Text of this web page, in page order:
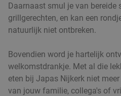
Culinair 4- of 6-
Merlot
Restaurant & Wijnbar Merlot
Amersfoort
Verkocht: 294
Daarnaast smul je van bereide
grillgerechten, en kan een
natuurlijk niet ontbreken.
Bovendien word je hartelijk
welkomstdrankje. Met al die
eten bij Japas Nijkerk niet
van jouw familie, collega's of